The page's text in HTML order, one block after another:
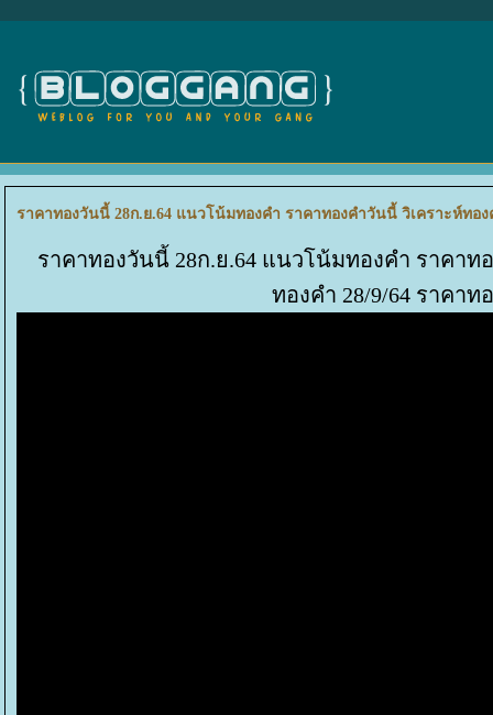
ราคาทองวันนี้ 28ก.ย.64 แนวโน้มทองคำ ราคาทองคำวันนี้ วิเคราะห์ทอง
ราคาทองวันนี้ 28ก.ย.64 แนวโน้มทองคำ ราคา
ทองคำ 28/9/64 ราคาท